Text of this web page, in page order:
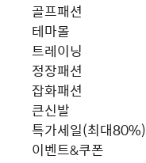
골프패션
테마몰
트레이닝
정장패션
잡화패션
큰신발
특가세일(최대80%)
이벤트&쿠폰